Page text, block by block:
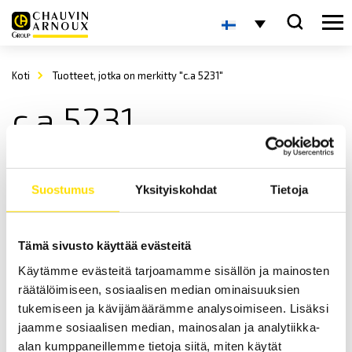
Suostumus Yksityiskohdat Tietoja
Tämä sivusto käyttää evästeitä
Käytämme evästeitä tarjoamamme sisällön ja mainosten
räätälöimiseen, sosiaalisen median ominaisuuksien
tukemiseen ja kävijämäärämme analysoimiseen. Lisäksi
jaamme sosiaalisen median, mainosalan ja analytiikka-
alan kumppaneillemme tietoja siitä, miten käytät
Koti Tuotteet, jotka on merkitty "c.a 5231"
c.a 5231
CA5231 & CA5233 TRMS yleismittarit
Kompaktinkokoiset TRMS yleismittarit.
LUE LISÄÄ